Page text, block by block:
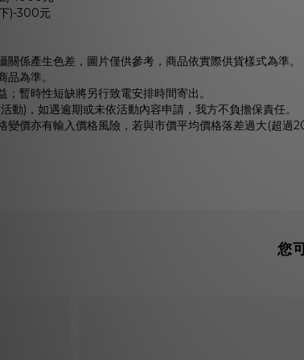
)-300元
係產生色差，圖片僅供參考，商品依實際供貨樣式為準。
為準。
暫時性短缺將另行致電安排時間寄出。
動)，如遇逾期或未依活動內容申請，我方不負擔保責任。
變價亦有輸入價格風險，若與市價平均價格落差過大(超過
您